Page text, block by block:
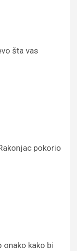
šta vas
pokorio
onako kako bi